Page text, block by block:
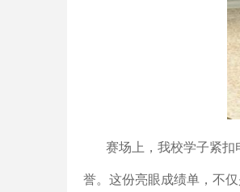
赛场上，我校学子紧
誉。这份亮眼成绩单，不